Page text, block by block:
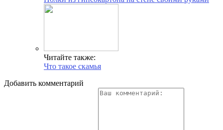
Читайте также:
Что такое скамья
Добавить комментарий